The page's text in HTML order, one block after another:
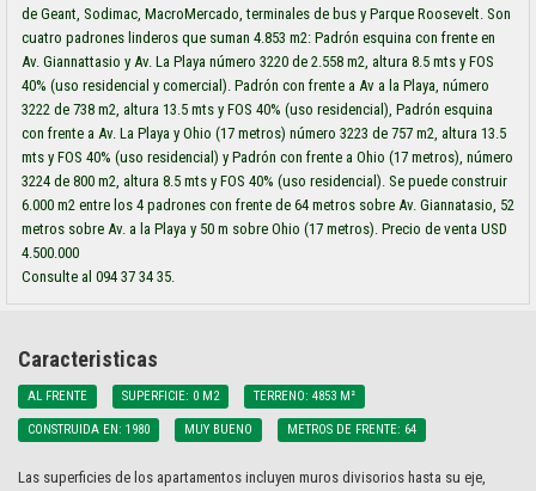
de Geant, Sodimac, MacroMercado, terminales de bus y Parque Roosevelt. Son
cuatro padrones linderos que suman 4.853 m2: Padrón esquina con frente en
Av. Giannattasio y Av. La Playa número 3220 de 2.558 m2, altura 8.5 mts y FOS
40% (uso residencial y comercial). Padrón con frente a Av a la Playa, número
3222 de 738 m2, altura 13.5 mts y FOS 40% (uso residencial), Padrón esquina
con frente a Av. La Playa y Ohio (17 metros) número 3223 de 757 m2, altura 13.5
mts y FOS 40% (uso residencial) y Padrón con frente a Ohio (17 metros), número
3224 de 800 m2, altura 8.5 mts y FOS 40% (uso residencial). Se puede construir
6.000 m2 entre los 4 padrones con frente de 64 metros sobre Av. Giannatasio, 52
metros sobre Av. a la Playa y 50 m sobre Ohio (17 metros). Precio de venta USD
4.500.000
Consulte al 094 37 34 35.
Caracteristicas
AL FRENTE SUPERFICIE: 0 M2 TERRENO: 4853 M²
CONSTRUIDA EN: 1980 MUY BUENO METROS DE FRENTE: 64
Las superficies de los apartamentos incluyen muros divisorios hasta su eje,